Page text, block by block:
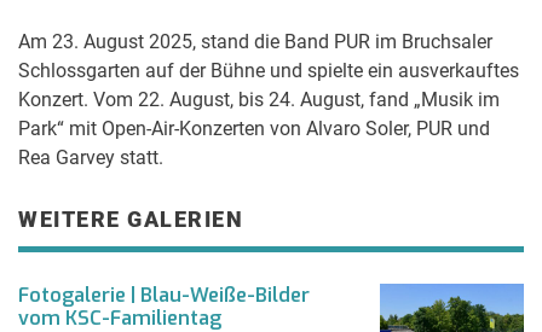
Am 23. August 2025, stand die Band PUR im Bruchsaler
Schlossgarten auf der Bühne und spielte ein ausverkauftes
Konzert. Vom 22. August, bis 24. August, fand „Musik im
Park“ mit Open-Air-Konzerten von Alvaro Soler, PUR und
Rea Garvey statt.
WEITERE GALERIEN
Fotogalerie | Blau-Weiße-Bilder
vom KSC-Familientag